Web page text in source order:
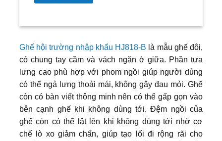
Ghế hội trường nhập khẩu HJ818-B là mẫu ghế đôi,
có chung tay cầm và vách ngăn ở giữa. Phần tựa
lưng cao phù hợp với phom ngồi giúp người dùng
có thể ngả lưng thoải mái, không gây đau mỏi. Ghế
còn có bàn viết thông minh nên có thể gấp gọn vào
bên cạnh ghế khi không dùng tới. Đệm ngồi của
ghế còn có thể lật lên khi không dùng tới nhờ cơ
chế lò xo giảm chấn, giúp tạo lối đi rộng rãi cho